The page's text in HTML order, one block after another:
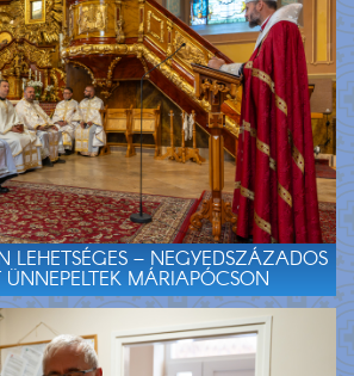
LEHETSÉGES – NEGYEDSZÁZADOS
ÜNNEPELTEK MÁRIAPÓCSON